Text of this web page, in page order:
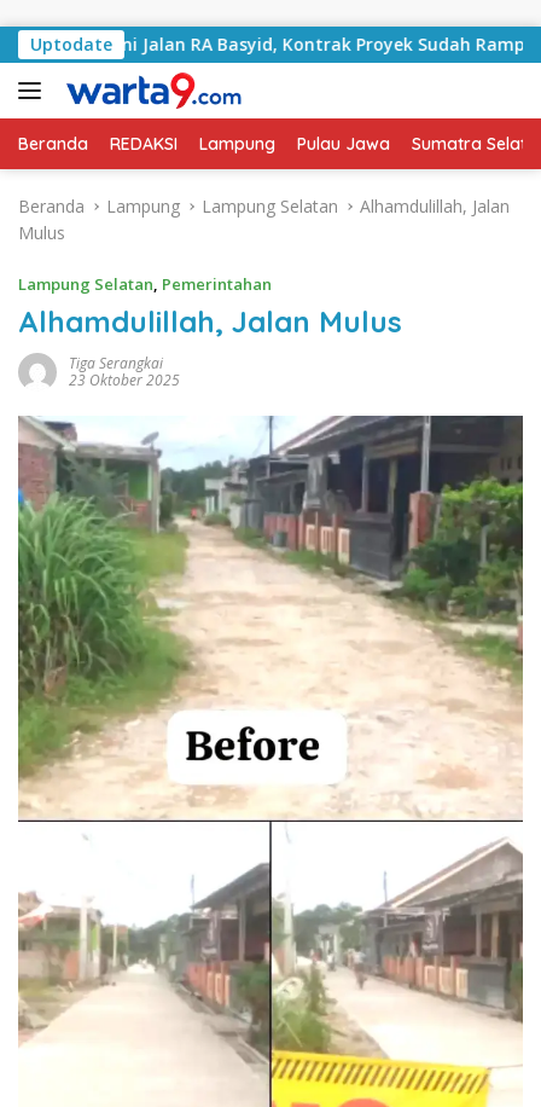
Uptodate
Jalan RA Basyid, Kontrak Proyek Sudah Rampung
Beranda REDAKSI Lampung Pulau Jawa Sumatra
Beranda Lampung Lampung Selatan
Alhamdulillah, Jalan
Mulus
Lampung Selatan, Pemerintahan
Alhamdulillah, Jalan Mulus
Tiga Serangkai
23 Oktober 2025